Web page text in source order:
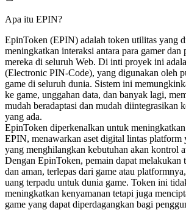
Apa itu EPIN?
EpinToken (EPIN) adalah token utilitas yang
meningkatkan interaksi antara para gamer
mereka di seluruh Web. Di inti proyek ini
(Electronic PIN-Code), yang digunakan oleh
game di seluruh dunia. Sistem ini
ke game, unggahan data, dan banyak lagi,
mudah beradaptasi dan mudah diintegrasikan
yang ada.
EpinToken diperkenalkan untuk
EPIN, menawarkan aset digital lintas platform
yang menghilangkan kebutuhan akan kontrol
Dengan EpinToken, pemain dapat melakukan
dan aman, terlepas dari game atau
uang terpadu untuk dunia game. Token ini
meningkatkan kenyamanan tetapi juga
game yang dapat diperdagangkan bagi